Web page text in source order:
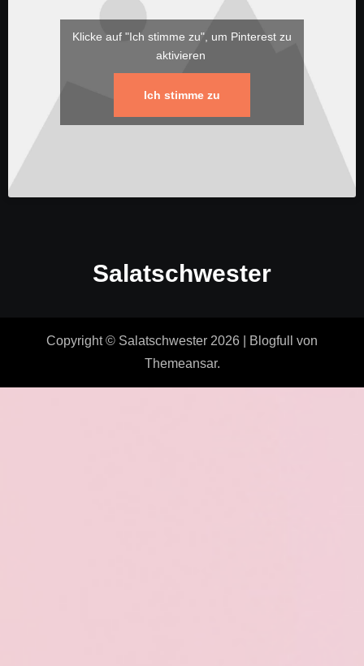
Klicke auf "Ich stimme zu", um Pinterest zu
aktivieren
Ich stimme zu
Salatschwester
Copyright © Salatschwester 2026 Blogfull
von
Themeansar.